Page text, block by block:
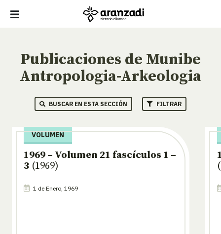
Publicaciones de Munibe
Antropologia-Arkeologia
BUSCAR EN ESTA SECCIÓN FILTRAR
VOLUMEN
1969 – Volumen 21 fascículos 1 –
3 (1969)
1 de Enero, 1969